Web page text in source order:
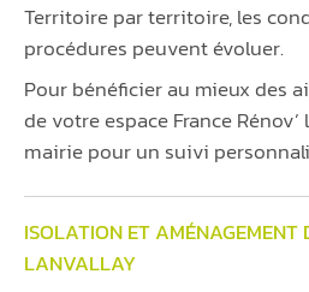
Territoire par territoire, les
procédures peuvent évoluer.
Pour bénéficier au mieux des
de votre espace France
mairie pour un suivi
ISOLATION ET AMÉNAGEMENT
LANVALLAY